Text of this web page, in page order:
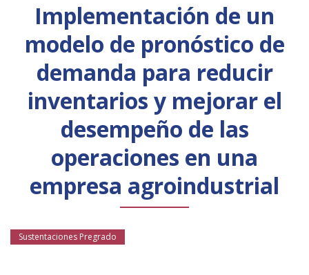
Investigación
Servicio y proyección a la sociedad
Alumnos Profesores Antiguos Alumnos Padres
Empresas
Público general
Licenciamiento Biblioteca Noticias
Implementación de un
modelo de pronóstico de
demanda para reducir
inventarios y mejorar el
desempeño de las
operaciones en una
empresa agroindustrial
Sustentaciones Pregrado